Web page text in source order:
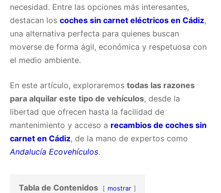
necesidad. Entre las opciones más interesantes,
destacan los coches sin carnet eléctricos en Cádiz,
una alternativa perfecta para quienes buscan
moverse de forma ágil, económica y respetuosa con
el medio ambiente.
En este artículo, exploraremos todas las razones
para alquilar este tipo de vehículos, desde la
libertad que ofrecen hasta la facilidad de
mantenimiento y acceso a recambios de coches sin
carnet en Cádiz, de la mano de expertos como
Andalucía Ecovehículos.
Tabla de Contenidos mostrar